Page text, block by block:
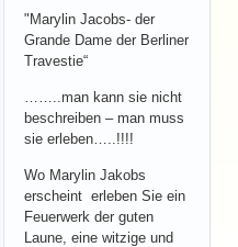
"Marylin Jacobs- der
Grande Dame der Berliner
Travestie“
……..man kann sie nicht
beschreiben – man muss
sie erleben…..!!!!
Wo Marylin Jakobs
erscheint erleben Sie ein
Feuerwerk der guten
Laune, eine witzige und